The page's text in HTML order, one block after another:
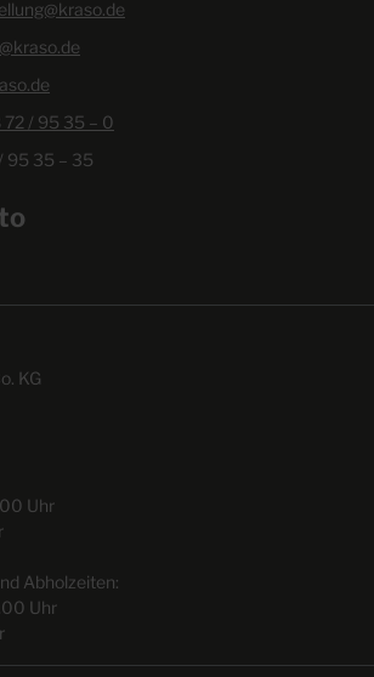
Bodenfeuchte gem. allgemeinem
Prüfzeugnis (abP). Erfüllt die
72 / 95 35 – 0
95 35 – 35
KG
Uhr
Abholzeiten:
Uhr